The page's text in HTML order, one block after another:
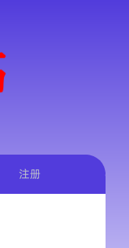
注册